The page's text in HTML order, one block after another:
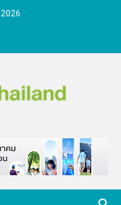
ชีวิตกับ